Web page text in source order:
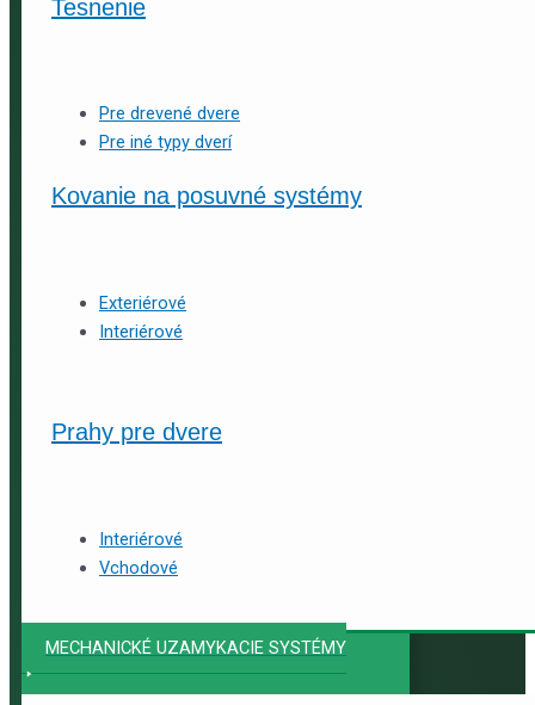
Tesnenie
Pre drevené dvere
Pre iné typy dverí
Kovanie na posuvné systémy
Exteriérové
Interiérové
Prahy pre dvere
Interiérové
Vchodové
MECHANICKÉ UZAMYKACIE SYSTÉMY